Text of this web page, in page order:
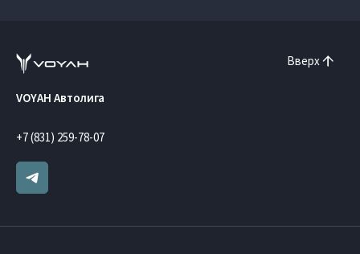
Вверх
VOYAH Автолига
+7 (831) 259-78-07